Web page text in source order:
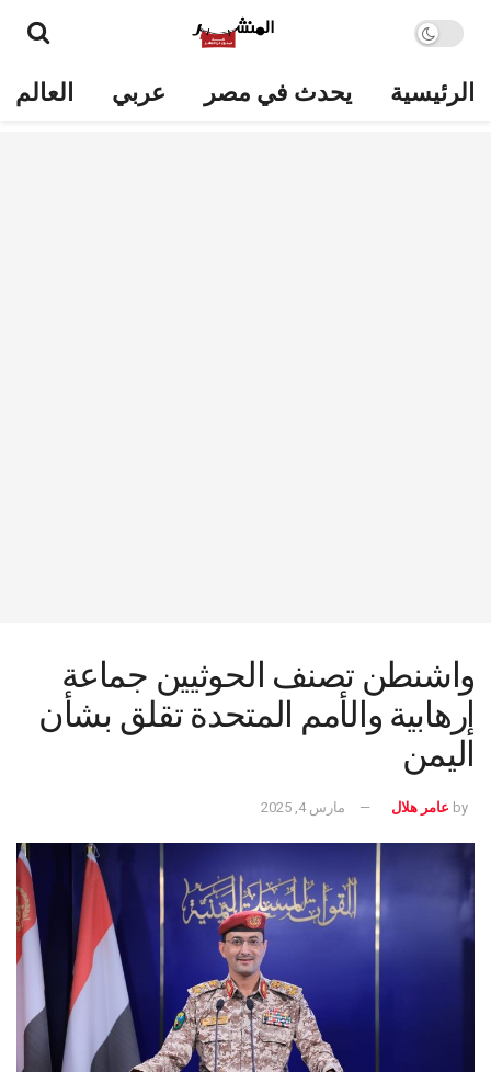
الرئيسية يحدث في مصر عربي العالم
واشنطن تصنف الحوثيين جماعة
إرهابية والأمم المتحدة تقلق بشأن
اليمن
by عامر هلال مارس 4, 2025